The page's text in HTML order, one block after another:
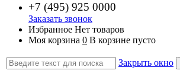
+7 (495) 925 0000
Заказать звонок
Избранное Нет товаров
Моя корзина 0 В корзине пусто
Закрыть окно